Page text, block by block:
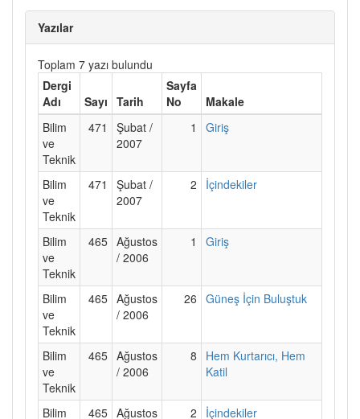
Yazılar
Toplam 7 yazı bulundu
Dergi
Adı
Sayı Tarih
Sayfa
No
Makale
Bilim
ve
Teknik
471
Şubat /
2007
1 Giriş
Bilim
ve
Teknik
471
Şubat /
2007
2 İçindekiler
Bilim
ve
Teknik
465 Ağustos
/ 2006
1 Giriş
Bilim
ve
Teknik
465 Ağustos
/ 2006
26 Güneş İçin Buluştuk
Bilim
ve
Teknik
465 Ağustos
/ 2006
8
Hem Kurtarıcı, Hem
Katil
Bilim 465 Ağustos 2 İçindekiler